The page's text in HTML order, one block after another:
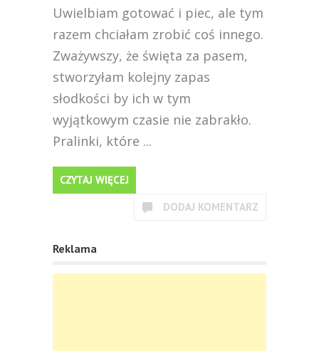
Uwielbiam gotować i piec, ale tym
razem chciałam zrobić coś innego.
Zważywszy, że święta za pasem,
stworzyłam kolejny zapas
słodkości by ich w tym
wyjątkowym czasie nie zabrakło.
Pralinki, które ...
CZYTAJ WIĘCEJ
DODAJ KOMENTARZ
Reklama